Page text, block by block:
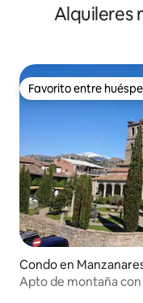
Alquileres
Favorito entre
Favorito entre
Condo en